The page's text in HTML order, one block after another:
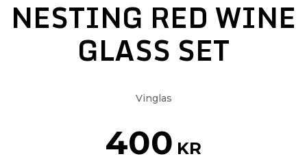
NESTING RED WINE
GLASS SET
Vinglas
400 KR